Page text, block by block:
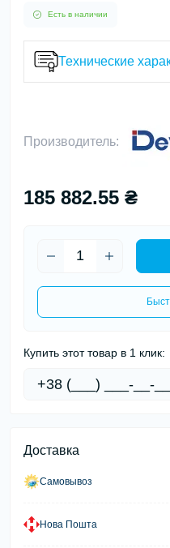
Есть в наличии
Технические
Производитель:
185 882.55 ₴
Купить этот товар в 1 клик:
Доставка
Самовывоз
Нова Пошта